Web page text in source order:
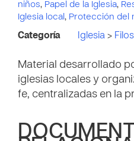
niños, Papel de la Iglesia,
Iglesia local , Protección del
Categoría Iglesia >
Material desarrollado
iglesias locales y
fe, centralizadas en la